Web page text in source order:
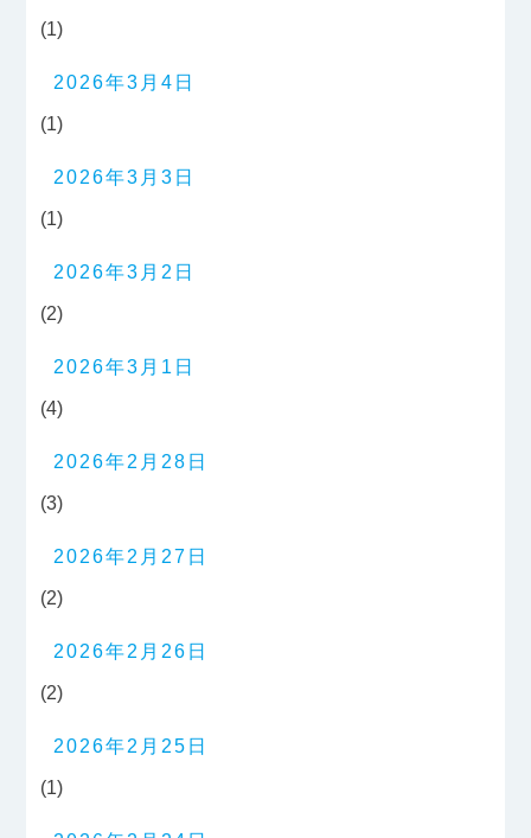
(1)
2026年3月4日
(1)
2026年3月3日
(1)
2026年3月2日
(2)
2026年3月1日
(4)
2026年2月28日
(3)
2026年2月27日
(2)
2026年2月26日
(2)
2026年2月25日
(1)